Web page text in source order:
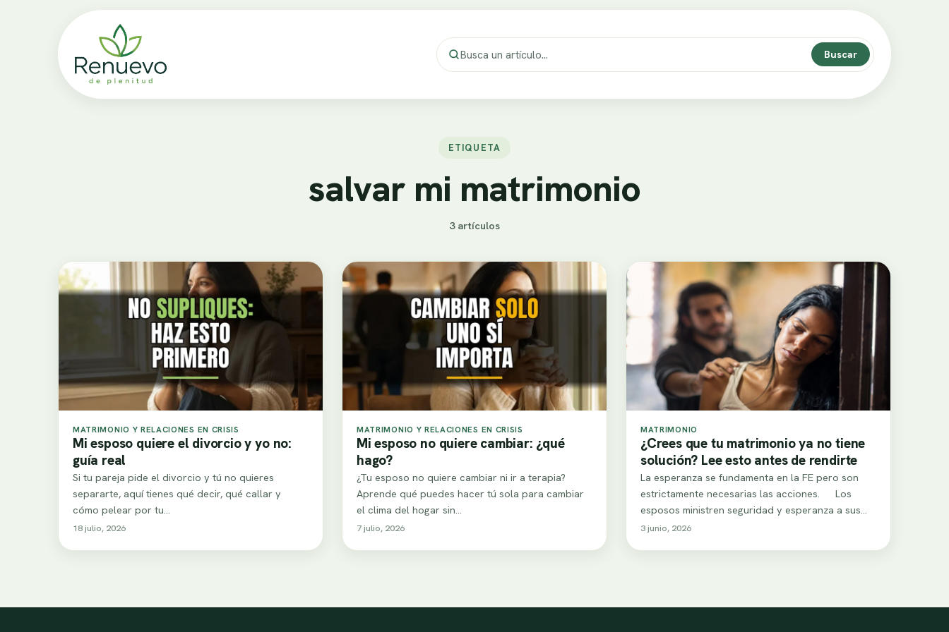
Buscar
ETIQUETA
salvar mi matrimonio
3 artículos
MATRIMONIO Y RELACIONES EN CRISIS
Mi esposo quiere el divorcio y yo no:
guía real
Si tu pareja pide el divorcio y tú no quieres
separarte, aquí tienes qué decir, qué callar y
cómo pelear por tu…
18 julio, 2026
MATRIMONIO Y RELACIONES EN CRISIS
Mi esposo no quiere cambiar: ¿qué
hago?
¿Tu esposo no quiere cambiar ni ir a terapia?
Aprende qué puedes hacer tú sola para cambiar
el clima del hogar sin…
7 julio, 2026
MATRIMONIO
¿Crees que tu matrimonio ya no tiene
solución? Lee esto antes de rendirte
La esperanza se fundamenta en la FE pero son
estrictamente necesarias las acciones. Los
esposos ministren seguridad y esperanza a sus
esposas…
3 junio, 2026